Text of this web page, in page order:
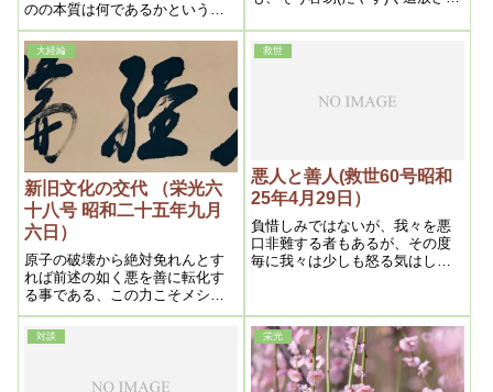
のの本質は何であるかという
と、曩にもかいた如く動物霊の
意欲の表われであって、其行為
が動物的であるに見ても明かで
ある
（つい）ての神の経綸は寔（ま
こと）に幽玄微妙なるものがあ
ない事は、抑々（そもそも）宇
大経綸
新旧文化の交代 （栄光六
十八号 昭和二十五年九月
六日）
原子の破壊から絶対免れんとす
れば前述の如く悪を善に転化す
る事である、この力こそメシヤ
の力でなくて何であらう、唯然
し、善悪の大転換が行はれると
しても善化しない悪人も多数あ
みのない者は清算されるより致
救世
悪人と善人(救世60号昭和
25年4月29日）
負惜しみではないが、我々を悪
口非難する者もあるが、その度
毎に我々は少しも怒る気はしな
さえ感ずるからである
対談 栄光